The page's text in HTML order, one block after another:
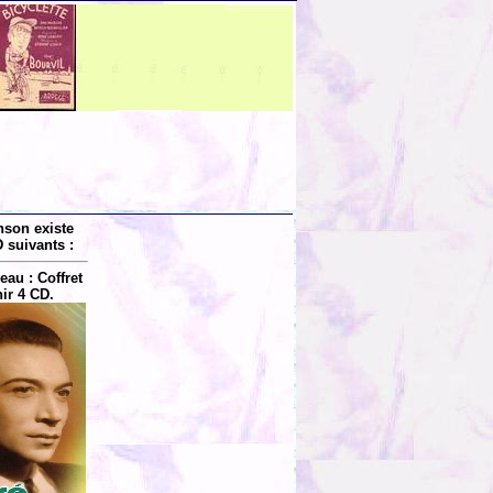
existe
suivants :
: Coffret
4 CD.